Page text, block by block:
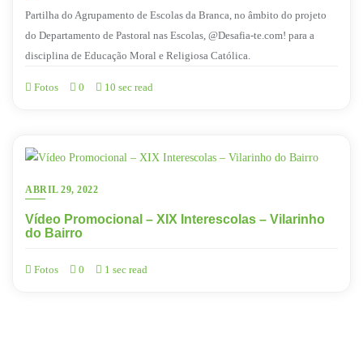
Partilha do Agrupamento de Escolas da Branca, no âmbito do projeto
do Departamento de Pastoral nas Escolas, @Desafia-te.com! para a
disciplina de Educação Moral e Religiosa Católica.
Fotos 0 10 sec read
ABRIL 29, 2022
Vídeo Promocional – XIX Interescolas – Vilarinho
do Bairro
Fotos 0 1 sec read